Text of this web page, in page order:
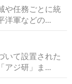
や任務ごとに統
洋軍などの...
いて設置された
アジ研」ま...